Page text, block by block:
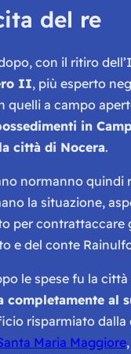
del re
con il ritiro
II, più esperto
quelli a campo
in
città di Nocera.
normanno quindi
la situazione,
per contrattaccare
e del conte
le spese fu la città
completamente al
risparmiato
Maria Maggiore